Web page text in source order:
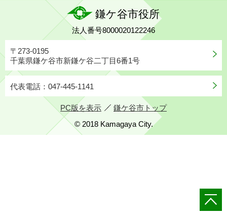
鎌ケ谷市役所
法人番号8000020122246
〒273-0195
千葉県鎌ケ谷市新鎌ケ谷二丁目6番1号
代表電話：047-445-1141
PC版を表示
鎌ケ谷市トップ
© 2018 Kamagaya City.